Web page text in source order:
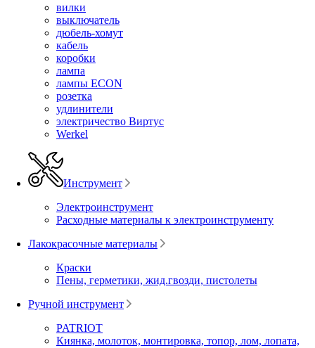
вилки
выключатель
дюбель-хомут
кабель
коробки
лампа
лампы ECON
розетка
удлинители
электричество Виртус
Werkel
Инструмент
Электроинструмент
Расходные материалы к электроинструменту
Лакокрасочные материалы
Краски
Пены, герметики, жид.гвозди, пистолеты
Ручной инструмент
PATRIOT
Киянка, молоток, монтировка, топор, лом, лопата,